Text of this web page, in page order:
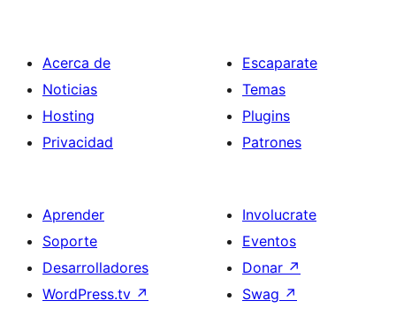
Acerca de
Noticias
Hosting
Privacidad
Escaparate
Temas
Plugins
Patrones
Aprender
Soporte
Desarrolladores
WordPress.tv ↗
Involucrate
Eventos
Donar ↗
Swag ↗